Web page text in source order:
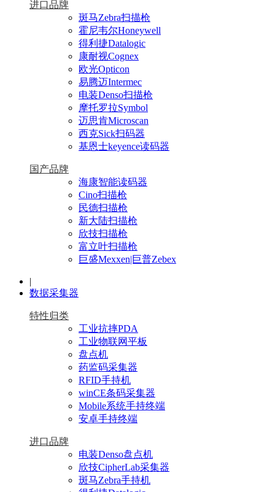
进口品牌
斑马Zebra扫描枪
霍尼韦尔Honeywell
得利捷Datalogic
康耐视Cognex
欧光Opticon
易腾迈Intermec
电装Denso扫描枪
摩托罗拉Symbol
迈思肯Microscan
西克Sick扫码器
基恩士keyence读码器
国产品牌
海康智能读码器
Cino扫描枪
民德扫描枪
新大陆扫描枪
欣技扫描枪
富立叶扫描枪
巨盛Mexxen|巨普Zebex
|
数据采集器
特性归类
工业抗摔PDA
工业物联网平板
盘点机
药监码采集器
RFID手持机
winCE条码采集器
Mobile系统手持终端
安卓手持终端
进口品牌
电装Denso盘点机
欣技CipherLab采集器
斑马Zebra手持机